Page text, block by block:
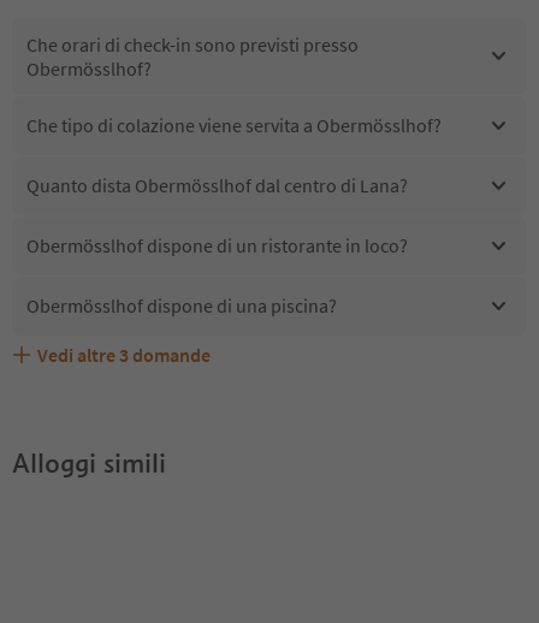
Che orari di check-in sono previsti presso
Obermösslhof?
Che tipo di colazione viene servita a Obermösslhof?
Quanto dista Obermösslhof dal centro di Lana?
Obermösslhof dispone di un ristorante in loco?
Obermösslhof dispone di una piscina?
Obermösslhof accetta animali domestici?
Quali servizi/attività sono disponibili presso
Gli ospiti di Obermösslhof ricevono l'Alto Adige Guest
Vedi altre 3 domande
Alloggi simili